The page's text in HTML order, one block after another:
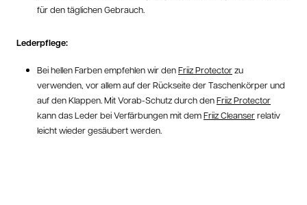
für den täglichen Gebrauch.
Lederpflege:
Bei hellen Farben empfehlen wir denFriiz Protectorzu
verwenden, vor allem auf der Rückseite der Taschenkörper und
auf den Klappen. Mit Vorab-Schutz durch denFriiz Protector
kann das Leder bei Verfärbungen mit demFriiz Cleanserrelativ
leicht wieder gesäubert werden.